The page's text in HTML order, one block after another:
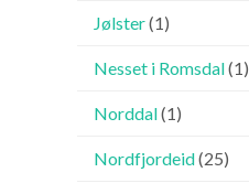
Jølster(1)
Nesset i Romsdal(1)
Norddal(1)
Nordfjordeid(25)